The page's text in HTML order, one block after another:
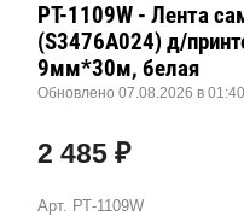
Арт. РТ-1109W
РТ-1109W - Лента
(S3476A024) д/
9мм*30м, белая
Обновлено 07.08.2026 в 01:40
2 485 ₽